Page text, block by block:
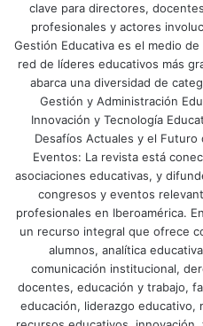
clave para directores,
profesionales y actores
Gestión Educativa es el medio de
red de líderes educativos más
abarca una diversidad de
Gestión y Administración
Innovación y Tecnología
Desafíos Actuales y el Futuro
Eventos: La revista está
asociaciones educativas, y
congresos y eventos
profesionales en Iberoamérica.
un recurso integral que ofrece
alumnos, analítica
comunicación institucional,
docentes, educación y trabajo,
educación, liderazgo educativo,